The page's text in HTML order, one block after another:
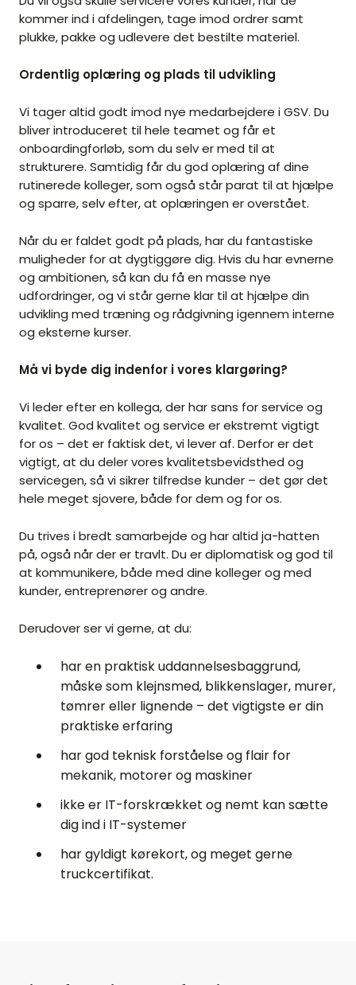
kommer ind i afdelingen, tage imod ordrer samt
plukke, pakke og udlevere det bestilte materiel.
Ordentlig oplæring og plads til udvikling
Vi tager altid godt imod nye medarbejdere i GSV. Du
bliver introduceret til hele teamet og får et
onboardingforløb, som du selv er med til at
strukturere. Samtidig får du god oplæring af dine
rutinerede kolleger, som også står parat til at hjælpe
og sparre, selv efter, at oplæringen er overstået.
Når du er faldet godt på plads, har du fantastiske
muligheder for at dygtiggøre dig. Hvis du har evnerne
og ambitionen, så kan du få en masse nye
udfordringer, og vi står gerne klar til at hjælpe din
udvikling med træning og rådgivning igennem interne
og eksterne kurser.
Må vi byde dig indenfor i vores klargøring?
Vi leder efter en kollega, der har sans for service og
kvalitet. God kvalitet og service er ekstremt vigtigt
for os – det er faktisk det, vi lever af. Derfor er det
vigtigt, at du deler vores kvalitetsbevidsthed og
servicegen, så vi sikrer tilfredse kunder – det gør det
hele meget sjovere, både for dem og for os.
Du trives i bredt samarbejde og har altid ja-hatten
på, også når der er travlt. Du er diplomatisk og god til
at kommunikere, både med dine kolleger og med
kunder, entreprenører og andre.
Derudover ser vi gerne, at du:
har en praktisk uddannelsesbaggrund,
måske som klejnsmed, blikkenslager, murer,
tømrer eller lignende – det vigtigste er din
praktiske erfaring
har god teknisk forståelse og flair for
mekanik, motorer og maskiner
ikke er IT-forskrækket og nemt kan sætte
dig ind i IT-systemer
har gyldigt kørekort, og meget gerne
truckcertifikat.